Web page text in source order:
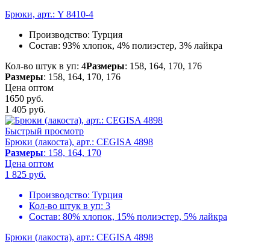
Брюки, арт.: Y 8410-4
Производство: Турция
Состав: 93% хлопок, 4% полиэстер, 3% лайкра
Кол-во штук в уп: 4Размеры: 158, 164, 170, 176
Размеры: 158, 164, 170, 176
Цена оптом
1650 руб.
1 405 руб.
Быстрый просмотр
Брюки (лакоста), арт.: CEGISA 4898
Размеры: 158, 164, 170
Цена оптом
1 825 руб.
Производство: Турция
Кол-во штук в уп: 3
Состав: 80% хлопок, 15% полиэстер, 5% лайкра
Брюки (лакоста), арт.: CEGISA 4898